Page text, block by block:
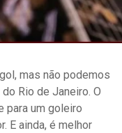
mas não podemos
Rio de Janeiro. O
para um goleiro
E ainda, é melhor